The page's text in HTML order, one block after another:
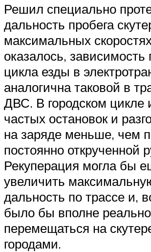
Решил специально
дальность пробега
максимальных
оказалось, зависимость
цикла езды в
аналогична таковой в
ДВС. В городском цикле
частых остановок и
на заряде меньше, чем
постоянно открученной
Рекуперация могла бы
увеличить
дальность по трассе и,
было бы вполне реально
перемещаться на
городами.